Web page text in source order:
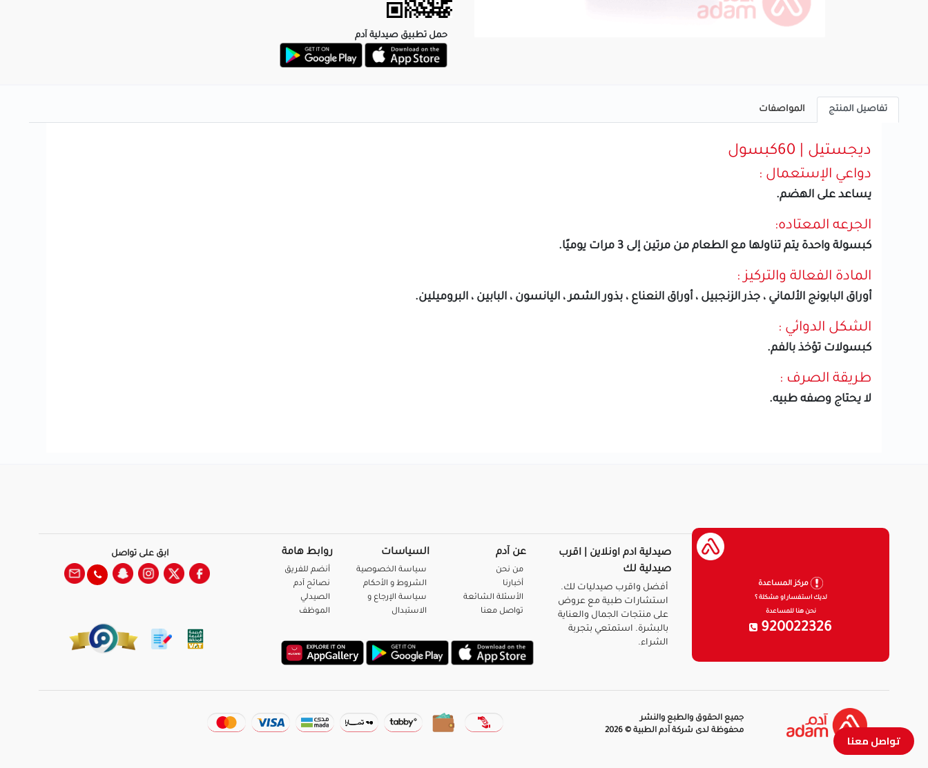
حمل تطبيق صيدلية آدم
تفاصيل المنتج المواصفات
ديجستيل | 60كبسول
دواعي الإستعمال :
يساعد على الهضم.
الجرعه المعتاده:
كبسولة واحدة يتم تناولها مع الطعام من مرتين إلى 3 مرات يوميًا.
المادة الفعالة والتركيز :
أوراق البابونج الألماني ، جذر الزنجبيل ، أوراق النعناع ، بذور الشمر ، اليانسون ، البابين ، البروميلين.
الشكل الدوائي :
كبسولات تؤخذ بالفم.
طريقة الصرف :
لا يحتاج وصفه طبيه.
تواصل معنا
مركز المساعدة
لديك استفسار او مشكلة ؟
نحن هنا للمساعدة
920022326
صيدلية ادم اونلاين | اقرب
صيدلية لك
أفضل واقرب صيدليات لك.
استشارات طبية مع عروض
على منتجات الجمال والعناية
بالبشرة. استمتعي بتجربة
الشراء.
عن آدم
من نحن
أخبارنا
الأسئلة الشائعة
تواصل معنا
السياسات
سياسة الخصوصية
الشروط و الأحكام
سياسة الإرجاع و
الاستبدال
روابط هامة
أنضم للفريق
نصائح آدم
الصيدلي
الموظف
ابق على تواصل
جميع الحقوق والطبع والنشر
محفوظة لدى شركة آدم الطبية © 2026